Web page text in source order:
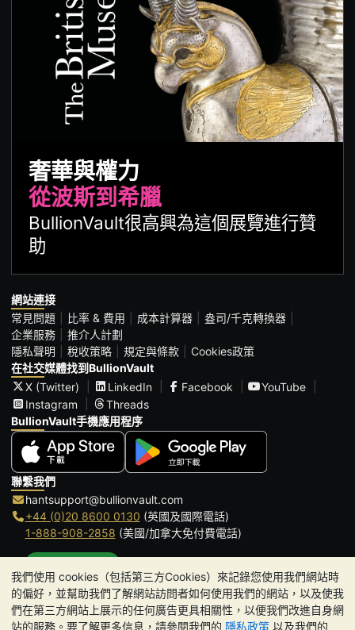
我們使用 cookies（包括第三方Cookies）來記錄您使用我們網站時
的偏好，並幫助我們了解網站訪問者如何使用我們的網站，以及使我
們在第三方網站上展示的任何廣告更具相關性，以便我們改進自身網
站的服務。要了解更多信息，請參閱我們的 隱私政策 以及我們的
奢華與權力
從波斯到希臘
BullionVault很高興為這個展覽進行贊
助
網站連接
常見問題
比率 & 費用 成本計算器
盎司/千克轉換器
企業服務
推介人計劃
隱私聲明
稅收策略 規定與條款
Cookies政策
在社交媒體找到BullionVault
X (Twitter)
LinkedIn Facebook
YouTube
Instagram
Threads
BullionVault手機應用程序
聯繫我們
hantsupport@bullionvault.com
+44 (0)20 8600 0130 (英國及國際電話)
1-888-908-2858 (美國/加拿大免付費電話)
辦公時間:
9am to 8:30pm (英國時間), 周一至周五
Galmarley Ltd T/A BullionVault